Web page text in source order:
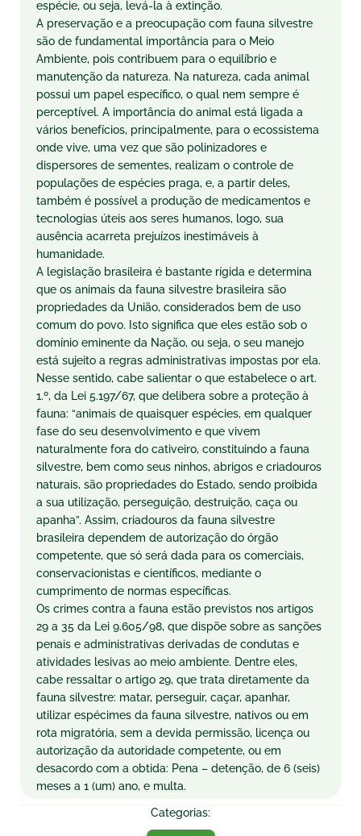
espécie, ou seja, levá-la à extinção.
A preservação e a preocupação com fauna silvestre
são de fundamental importância para o Meio
Ambiente, pois contribuem para o equilíbrio e
manutenção da natureza. Na natureza, cada animal
possui um papel específico, o qual nem sempre é
perceptível. A importância do animal está ligada a
vários benefícios, principalmente, para o ecossistema
onde vive, uma vez que são polinizadores e
dispersores de sementes, realizam o controle de
populações de espécies praga, e, a partir deles,
também é possível a produção de medicamentos e
tecnologias úteis aos seres humanos, logo, sua
ausência acarreta prejuízos inestimáveis à
humanidade.
A legislação brasileira é bastante rígida e determina
que os animais da fauna silvestre brasileira são
propriedades da União, considerados bem de uso
comum do povo. Isto significa que eles estão sob o
domínio eminente da Nação, ou seja, o seu manejo
está sujeito a regras administrativas impostas por ela.
Nesse sentido, cabe salientar o que estabelece o art.
1.º, da Lei 5.197/67, que delibera sobre a proteção à
fauna: “animais de quaisquer espécies, em qualquer
fase do seu desenvolvimento e que vivem
naturalmente fora do cativeiro, constituindo a fauna
silvestre, bem como seus ninhos, abrigos e criadouros
naturais, são propriedades do Estado, sendo proibida
a sua utilização, perseguição, destruição, caça ou
apanha”. Assim, criadouros da fauna silvestre
brasileira dependem de autorização do órgão
competente, que só será dada para os comerciais,
conservacionistas e científicos, mediante o
cumprimento de normas específicas.
Os crimes contra a fauna estão previstos nos artigos
29 a 35 da Lei 9.605/98, que dispõe sobre as sanções
penais e administrativas derivadas de condutas e
atividades lesivas ao meio ambiente. Dentre eles,
cabe ressaltar o artigo 29, que trata diretamente da
fauna silvestre: matar, perseguir, caçar, apanhar,
utilizar espécimes da fauna silvestre, nativos ou em
rota migratória, sem a devida permissão, licença ou
autorização da autoridade competente, ou em
desacordo com a obtida: Pena – detenção, de 6 (seis)
meses a 1 (um) ano, e multa.
Categorias: